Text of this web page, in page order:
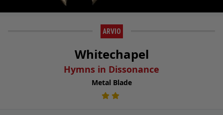
ARVIO
Whitechapel
Hymns in Dissonance
Metal Blade